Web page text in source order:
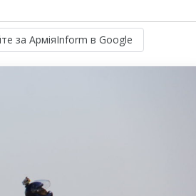
за АрміяInform в Google